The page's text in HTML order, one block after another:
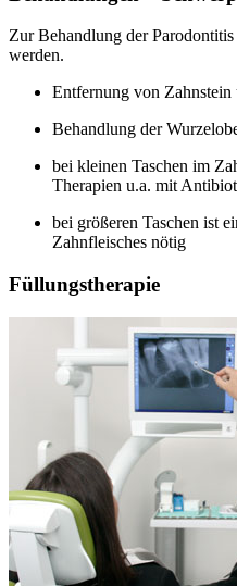
Zur Behandlung der
werden.
Entfernung von Zahnstein
Behandlung der
bei kleinen Taschen im
Therapien u.a. mit
bei größeren Taschen ist
Zahnfleisches nötig
Füllungstherapie